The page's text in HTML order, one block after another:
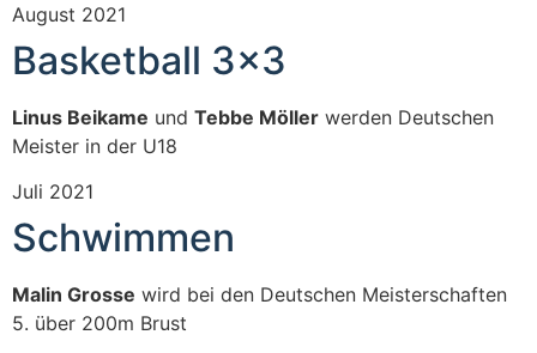
August 2021
Basketball 3x3
Linus Beikame und Tebbe Möller werden Deutschen
Meister in der U18
Juli 2021
Schwimmen
Malin Grosse wird bei den Deutschen Meisterschaften
5. über 200m Brust